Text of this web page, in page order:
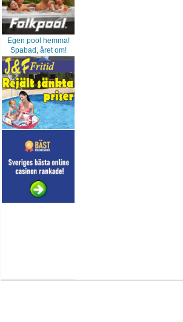
Egen pool hemma!
Spabad, året om!